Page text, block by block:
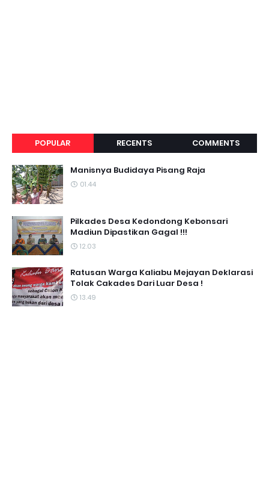
POPULAR RECENTS COMMENTS
Manisnya Budidaya Pisang Raja
01.44
Pilkades Desa Kedondong Kebonsari
Madiun Dipastikan Gagal !!!
12.03
Ratusan Warga Kaliabu Mejayan Deklarasi
Tolak Cakades Dari Luar Desa !
13.49